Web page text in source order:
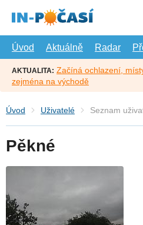
hlavní
Úvod
Aktuálně Radar
AKTUALITA: Začíná ochlazení,
zejména na východě
Úvod Uživatelé Seznam
Pěkné